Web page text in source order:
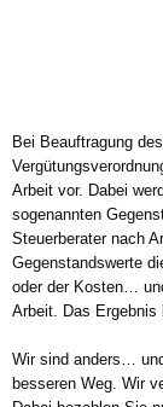
Bei Beauftragung
Arbeit vor. Dabei
sogenannten
Steuerberater nach
Gegenstandswerte
oder der Kosten…
Arbeit. Das
Wir sind anders…
besseren Weg. Wir